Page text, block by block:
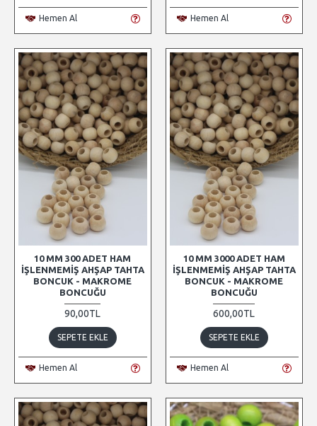
Hemen Al Hemen Al
10 MM 300 ADET HAM
İŞLENMEMIŞ AHŞAP TAHTA
BONCUK - MAKROME
BONCUĞU
90,00TL
SEPETE EKLE
Hemen Al
10 MM 3000 ADET HAM
İŞLENMEMIŞ AHŞAP TAHTA
BONCUK - MAKROME
BONCUĞU
600,00TL
SEPETE EKLE
Hemen Al